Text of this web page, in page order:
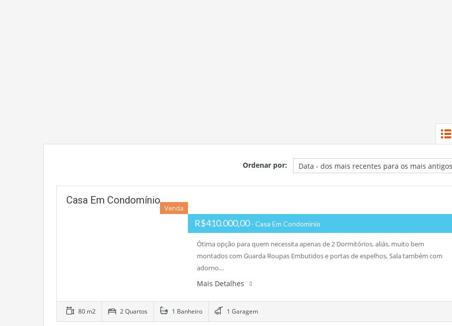
Ordenar por:
Casa Em Condomínio
Venda
R$410.000,00- Casa Em Condomínio
Ótima opção para quem necessita apenas de 2 Dormitórios, aliás, muito bem
montados com Guarda Roupas Embutidos e portas de espelhos, Sala também com
adorno…
Mais Detalhes
80 m2 2 Quartos 1 Banheiro 1 Garagem